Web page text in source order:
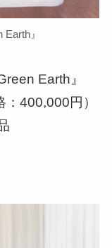
』
Earth』
400,000円）